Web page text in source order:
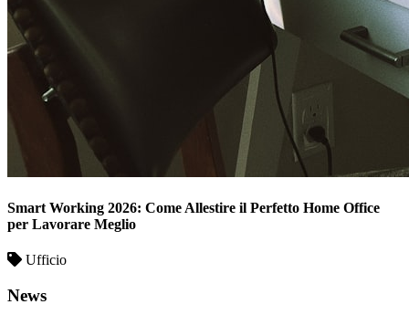
Smart Working 2026: Come Allestire il Perfetto Home Office
per Lavorare Meglio
Ufficio
News